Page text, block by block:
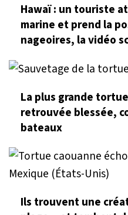
Hawaï : un touriste
marine et prend la
nageoires, la vidéo
La plus grande
retrouvée blessée,
bateaux
Ils trouvent une